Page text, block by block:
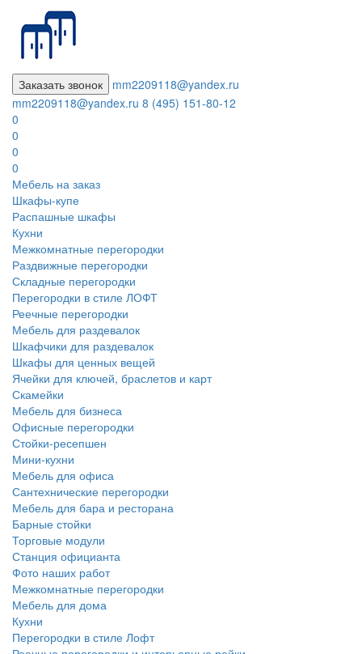
Заказать звонок
mm2209118@yandex.ru
mm2209118@yandex.ru 8 (495) 151-80-12
0
0
0
0
Мебель на заказ
Шкафы-купе
Распашные шкафы
Кухни
Межкомнатные перегородки
Раздвижные перегородки
Складные перегородки
Перегородки в стиле ЛОФТ
Реечные перегородки
Мебель для раздевалок
Шкафчики для раздевалок
Шкафы для ценных вещей
Ячейки для ключей, браслетов и карт
Скамейки
Мебель для бизнеса
Офисные перегородки
Стойки-ресепшен
Мини-кухни
Мебель для офиса
Сантехнические перегородки
Мебель для бара и ресторана
Барные стойки
Торговые модули
Станция официанта
Фото наших работ
Межкомнатные перегородки
Мебель для дома
Кухни
Перегородки в стиле Лофт